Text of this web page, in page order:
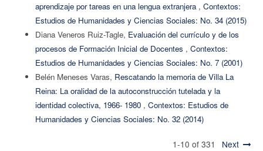
aprendizaje por tareas en una lengua extranjera , Contextos:
Estudios de Humanidades y Ciencias Sociales: No. 34 (2015)
Diana Veneros Ruiz-Tagle, Evaluación del currículo y de los
procesos de Formación Inicial de Docentes , Contextos:
Estudios de Humanidades y Ciencias Sociales: No. 7 (2001)
Belén Meneses Varas, Rescatando la memoria de Villa La
Reina: La oralidad de la autoconstrucción tutelada y la
identidad colectiva, 1966- 1980 , Contextos: Estudios de
Humanidades y Ciencias Sociales: No. 32 (2014)
1-10 of 331 Next